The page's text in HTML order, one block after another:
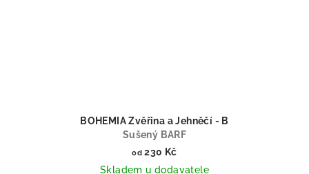
BOHEMIA Zvěřina a Jehněčí - B
Sušený BARF
od 230 Kč
Skladem u dodavatele